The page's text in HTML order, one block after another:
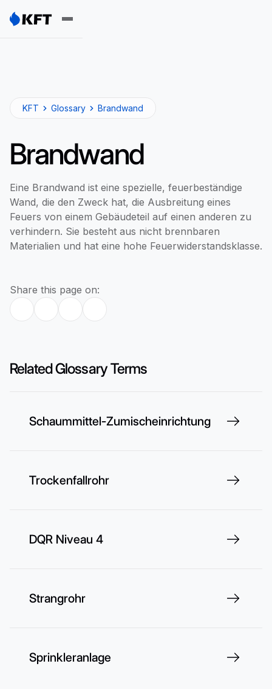
KFT Glossary Brandwand
Brandwand
Eine Brandwand ist eine spezielle, feuerbeständige
Wand, die den Zweck hat, die Ausbreitung eines
Feuers von einem Gebäudeteil auf einen anderen zu
verhindern. Sie besteht aus nicht brennbaren
Materialien und hat eine hohe Feuerwiderstandsklasse.
Share this page on:
Related Glossary Terms
Schaummittel-Zumischeinrichtung
Trockenfallrohr
DQR Niveau 4
Strangrohr
Sprinkleranlage